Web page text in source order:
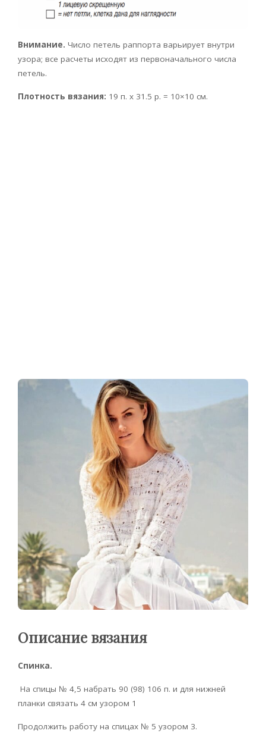
Внимание. Число петель раппорта варьирует внутри
узора; все расчеты исходят из первоначального числа
петель.
Плотность вязания: 19 п. х 31.5 р. = 10×10 см.
Описание вязания
Спинка.
На спицы № 4,5 набрать 90 (98) 106 п. и для нижней
планки связать 4 см узором 1
Продолжить рабо­ту на спицах № 5 узором 3.